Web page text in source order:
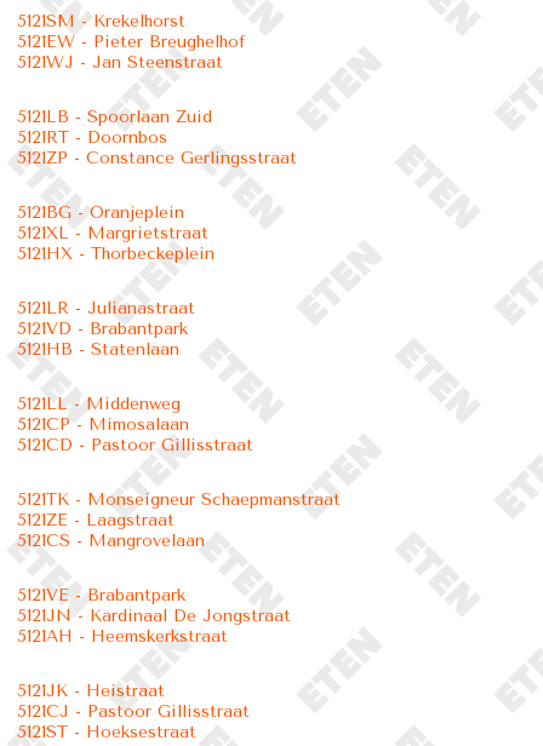
5121SM - Krekelhorst
5121EW - Pieter Breughelhof
5121WJ - Jan Steenstraat
5121LB - Spoorlaan Zuid
5121RT - Doornbos
5121ZP - Constance Gerlingsstraat
5121BG - Oranjeplein
5121XL - Margrietstraat
5121HX - Thorbeckeplein
5121LR - Julianastraat
5121VD - Brabantpark
5121HB - Statenlaan
5121LL - Middenweg
5121CP - Mimosalaan
5121CD - Pastoor Gillisstraat
5121TK - Monseigneur Schaepmanstraat
5121ZE - Laagstraat
5121CS - Mangrovelaan
5121VE - Brabantpark
5121JN - Kardinaal De Jongstraat
5121AH - Heemskerkstraat
5121JK - Heistraat
5121CJ - Pastoor Gillisstraat
5121ST - Hoeksestraat